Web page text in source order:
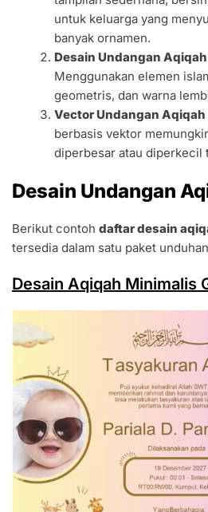
untuk keluarga yang
banyak ornamen.
Desain Undangan
Menggunakan elemen
geometris, dan warna
Vector Undangan Aqiqah
berbasis vektor
diperbesar atau diperkecil
Desain Undangan
Berikut contoh daftar desain
tersedia dalam satu paket
Desain Aqiqah Minimalis